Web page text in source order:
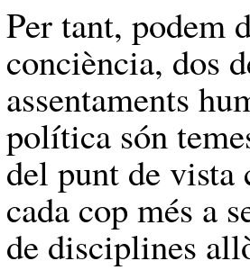
Per tant, podem
conciència, dos
assentaments
política són
del punt de vista
cada cop més a
de disciplines